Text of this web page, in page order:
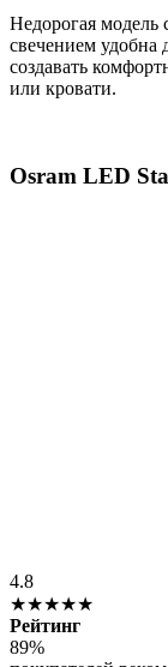
Недорогая
свечением удобна
создавать
или кровати.
Osram LED
4.8
★★★★★
Рейтинг
89%